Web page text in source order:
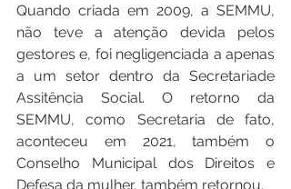
Quando criada em 2009, a SEMMU,
não teve a atenção devida pelos
gestores e, foi negligenciada a apenas
a um setor dentro da Secretariade
Assitência Social. O retorno da
SEMMU, como Secretaria de fato,
aconteceu em 2021, também o
Conselho Municipal dos Direitos e
Defesa da mulher, também retornou.